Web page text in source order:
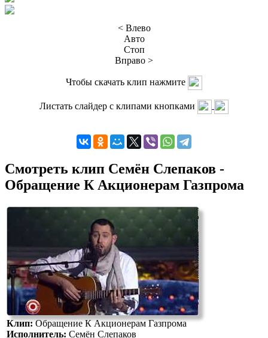
< Влево
Авто
Стоп
Вправо >
Чтобы скачать клип нажмите
Листать слайдер с клипами кнопками
Смотреть клип Семён Слепаков -
Обращение К Акционерам Газпрома
Клип:Обращение К Акционерам Газпрома
Исполнитель: Семён Слепаков